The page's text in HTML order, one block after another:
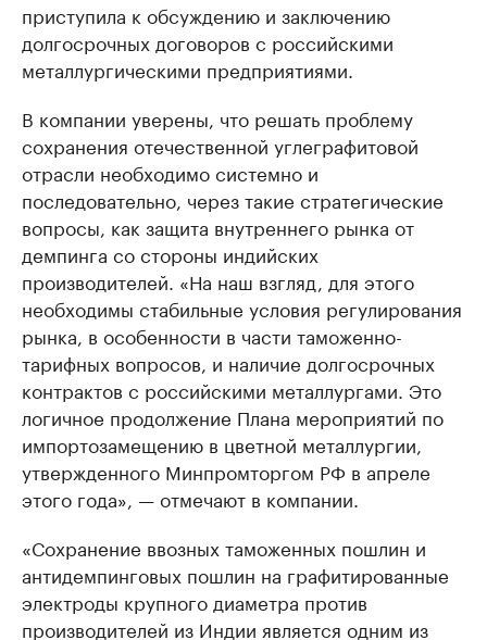
приступила к обсуждению и заключению
долгосрочных договоров с российскими
металлургическими предприятиями.
В компании уверены, что решать проблему
сохранения отечественной углеграфитовой
отрасли необходимо системно и
последовательно, через такие стратегические
вопросы, как защита внутреннего рынка от
демпинга со стороны индийских
производителей. «На наш взгляд, для этого
необходимы стабильные условия регулирования
рынка, в особенности в части таможенно-
тарифных вопросов, и наличие долгосрочных
контрактов с российскими металлургами. Это
логичное продолжение Плана мероприятий по
импортозамещению в цветной металлургии,
утвержденного Минпромторгом РФ в апреле
этого года», — отмечают в компании.
«Сохранение ввозных таможенных пошлин и
антидемпинговых пошлин на графитированные
электроды крупного диаметра против
производителей из Индии является одним из